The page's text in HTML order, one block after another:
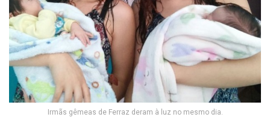
Irmãs gêmeas de Ferraz deram à luz no mesmo dia.